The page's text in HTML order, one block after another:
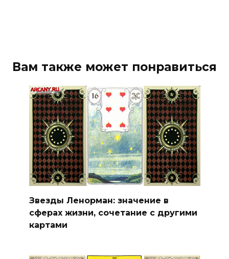
Вам также может понравиться
Звезды Ленорман: значение в
сферах жизни, сочетание с другими
картами